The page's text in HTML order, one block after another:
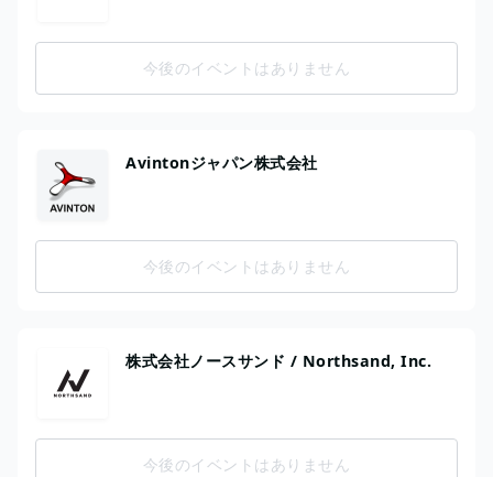
今後のイベントはありません
Avintonジャパン株式会社
今後のイベントはありません
株式会社ノースサンド / Northsand, Inc.
今後のイベントはありません